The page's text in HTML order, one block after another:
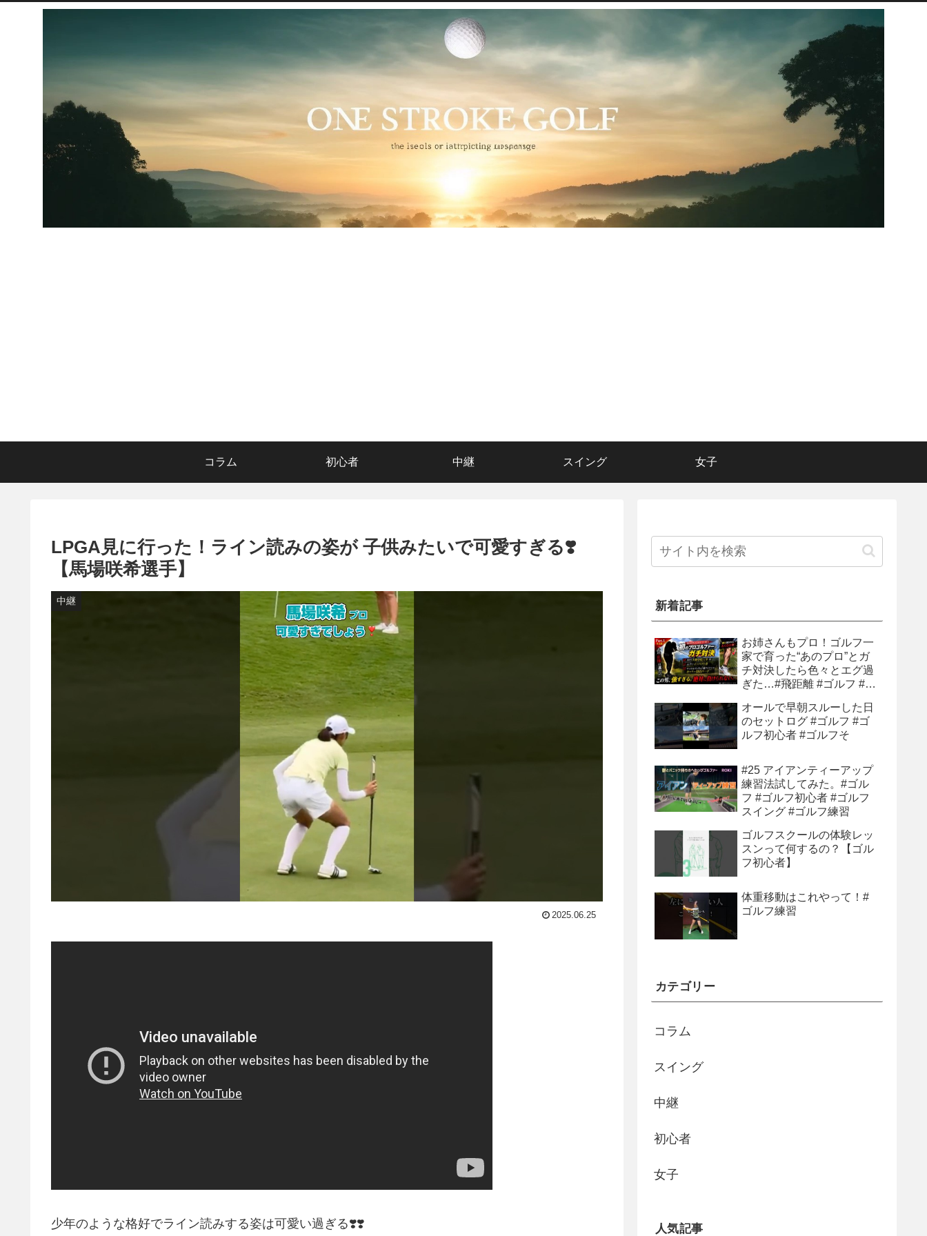
コラム 初心者 中継 スイング 女子
LPGA見に行った！ライン読みの姿が 子供みたいで可愛すぎる❣️
【馬場咲希選手】
中継
2025.06.25
少年のような格好でライン読みする姿は可愛い過ぎる❣️❣️
新着記事
お姉さんもプロ！ゴルフ一
家で育った“あのプロ”とガ
チ対決したら色々とエグ過
ぎた…#飛距離 #ゴルフ #ゴ
ティーショット
オールで早朝スルーした日
のセットログ #ゴルフ #ゴ
ルフ初心者 #ゴルフそ
#25 アイアンティーアップ
練習法試してみた。#ゴル
フ #ゴルフ初心者 #ゴルフ
スイング #ゴルフ練習
ゴルフスクールの体験レッ
スンって何するの？【ゴル
フ初心者】
体重移動はこれやって！#
ゴルフ練習
カテゴリー
コラム
スイング
中継
初心者
女子
人気記事